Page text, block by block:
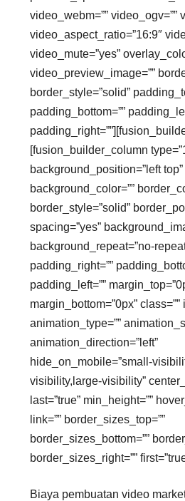
video_webm=”” video_ogv=””
video_aspect_ratio=”16:9″
video_mute=”yes”
video_preview_image=””
border_style=”solid”
padding_bottom=””
[fusion_builder_column
background_position=”left top”
background_color=””
border_style=”solid”
spacing=”yes”
background_repeat=”no-
padding_right=””
padding_left=””
margin_bottom=”0px” class=””
animation_type=””
animation_direction=”left”
hide_on_mobile=”small-
visibility,large-visibility”
last=”true” min_height=””
link=”” border_sizes_top=””
border_sizes_bottom=””
border_sizes_right=””
Biaya pembuatan video